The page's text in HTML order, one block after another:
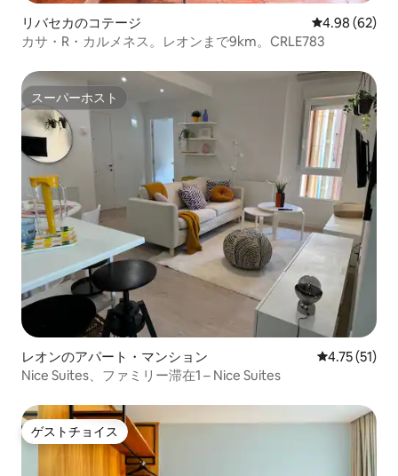
リバセカのコテージ レビュー62
4.98 (62)
カサ・R・カルメネス。レオンまで9km。CRLE783
スーパーホスト
スーパーホスト
レオンのアパート・マンション レビュー51
4.75 (51)
Nice Suites、ファミリー滞在1 – Nice Suites
ゲストチョイス
ゲストチョイス